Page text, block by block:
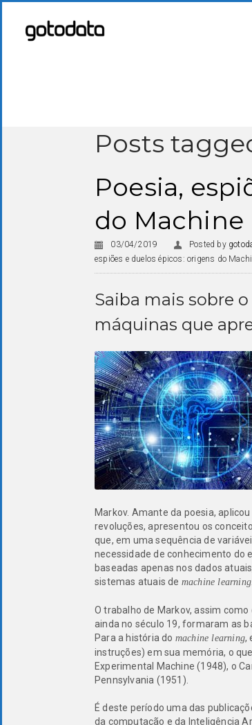
Posts
Poesia,
do Machine
03/04/2019 Posted by
espiões e duelos épicos: origens do
Saiba mais sobre
máquinas que
Markov. Amante da poesia,
revoluções, apresentou os
que, em uma sequência de
necessidade de conhecimento do
baseadas apenas nos dados
sistemas atuais de machine learning
O trabalho de Markov, assim
ainda no século 19, formaram as
Para a história do machine learning,
instruções) em sua memória, o
Experimental Machine (1948), o
Pennsylvania (1951).
É deste período uma das
da computação e da Inteligência